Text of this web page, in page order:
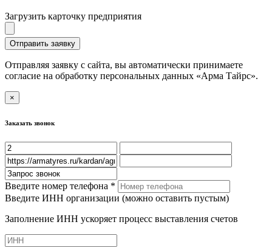
Загрузить карточку предприятия
Отправить заявку
Отправляя заявку с сайта, вы автоматически принимаете
согласие на обработку персональных данных «Арма Тайрс».
×
Заказать звонок
Введите номер телефона *
Введите ИНН организации (можно оставить пустым)
Заполнение ИНН ускоряет процесс выставления счетов